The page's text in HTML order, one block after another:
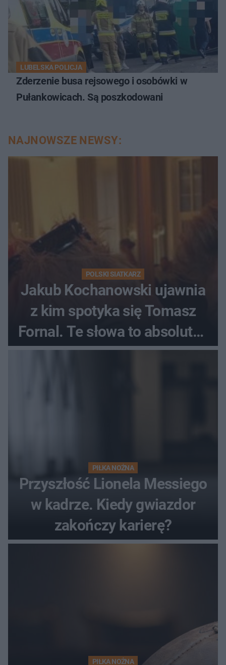
LUBELSKA POLICJA
Zderzenie busa rejsowego i osobówki w
Pułankowicach. Są poszkodowani
NAJNOWSZE NEWSY:
POLSKI SIATKARZ
Jakub Kochanowski ujawnia
z kim spotyka się Tomasz
Fornal. Te słowa to absolutny
hit
PIŁKA NOŻNA
Przyszłość Lionela Messiego
w kadrze. Kiedy gwiazdor
zakończy karierę?
PIŁKA NOŻNA